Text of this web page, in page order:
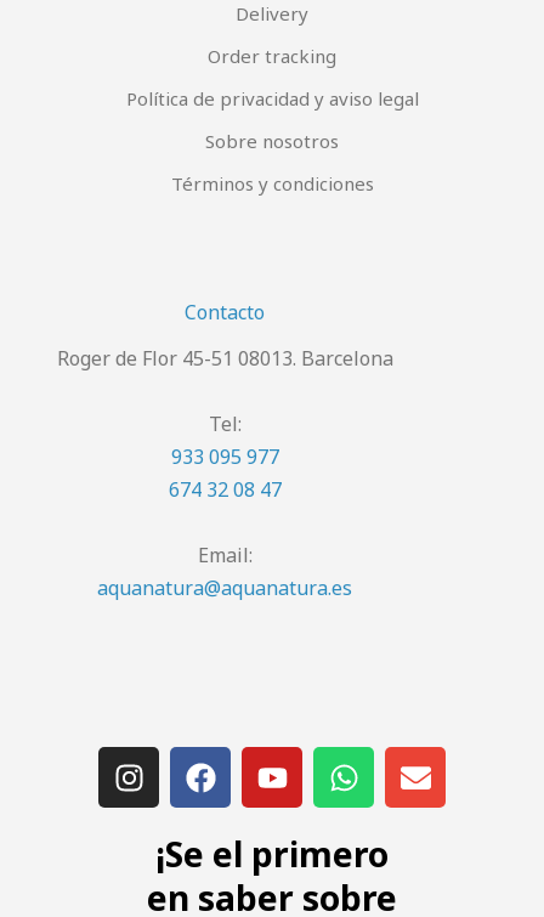
Delivery
Order tracking
Política de privacidad y aviso legal
Sobre nosotros
Términos y condiciones
Contacto
Roger de Flor 45-51 08013. Barcelona
Tel:
933 095 977
674 32 08 47
Email:
aquanatura@aquanatura.es
¡Se el primero
en saber sobre